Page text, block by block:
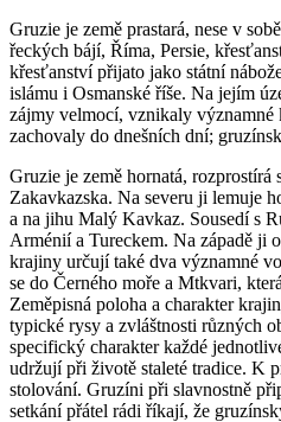
Gruzie je země prastará, nese v
řeckých bájí, Říma, Persie,
křesťanství přijato jako státní
islámu i Osmanské říše. Na jejím
zájmy velmocí, vznikaly významné
zachovaly do dneš­ních dní;
Gruzie je země hornatá, rozprostírá
Zakavkazska. Na severu ji lemuje
a na jihu Malý Kavkaz. Sousedí s
Arménií a Tureckem. Na západě ji
krajiny určují také dva významné
se do Černého moře a Mtkvari,
Zeměpisná poloha a charakter
typické rysy a zvláštnosti různých
specifický charakter každé
udržují při životě staleté tradice. K
stolování. Gruzíni při slavnostně
setkání přátel rádi říkají, že